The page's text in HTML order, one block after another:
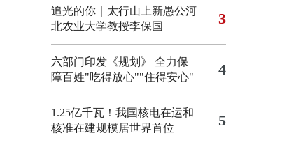
追光的你｜太行山上新愚公河
北农业大学教授李保国
3
六部门印发《规划》 全力保
障百姓"吃得放心""住得安心"
4
1.25亿千瓦！我国核电在运和
核准在建规模居世界首位
5